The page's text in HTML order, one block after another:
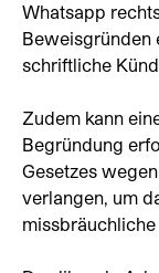
Whatsapp
Beweisgründen
schriftliche
Zudem kann
Begründung
Gesetzes
verlangen, um